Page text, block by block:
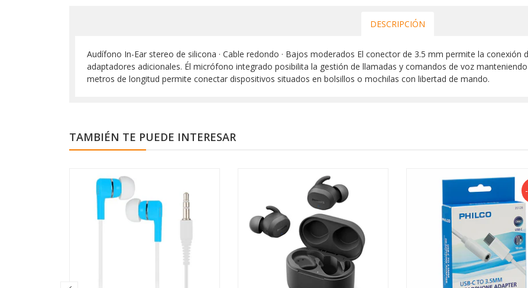
DESCRIPCIÓN
Audífono In-Ear stereo de silicona · Cable redondo · Bajos moderados El conector de 3.5 mm permite la conexión
adaptadores adicionales. Él micrófono integrado posibilita la gestión de llamadas y comandos de voz
metros de longitud permite conectar dispositivos situados en bolsillos o mochilas con libertad de mando.
TAMBIÉN TE PUEDE INTERESAR